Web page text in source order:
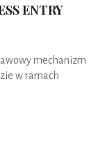
ENTRY
mechanizm
w ramach